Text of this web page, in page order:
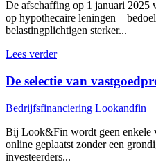
De afschaffing op 1 januari 2025
op hypothecaire leningen –
belastingplichtigen sterker...
Lees verder
De selectie van
Bedrijfsfinanciering Lookandfin
Bij Look&Fin wordt geen enkele
online geplaatst zonder een
investeerders...